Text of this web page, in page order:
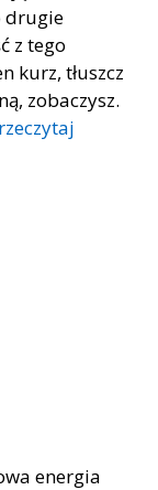
drugie
z tego
kurz, tłuszcz
zobaczysz.